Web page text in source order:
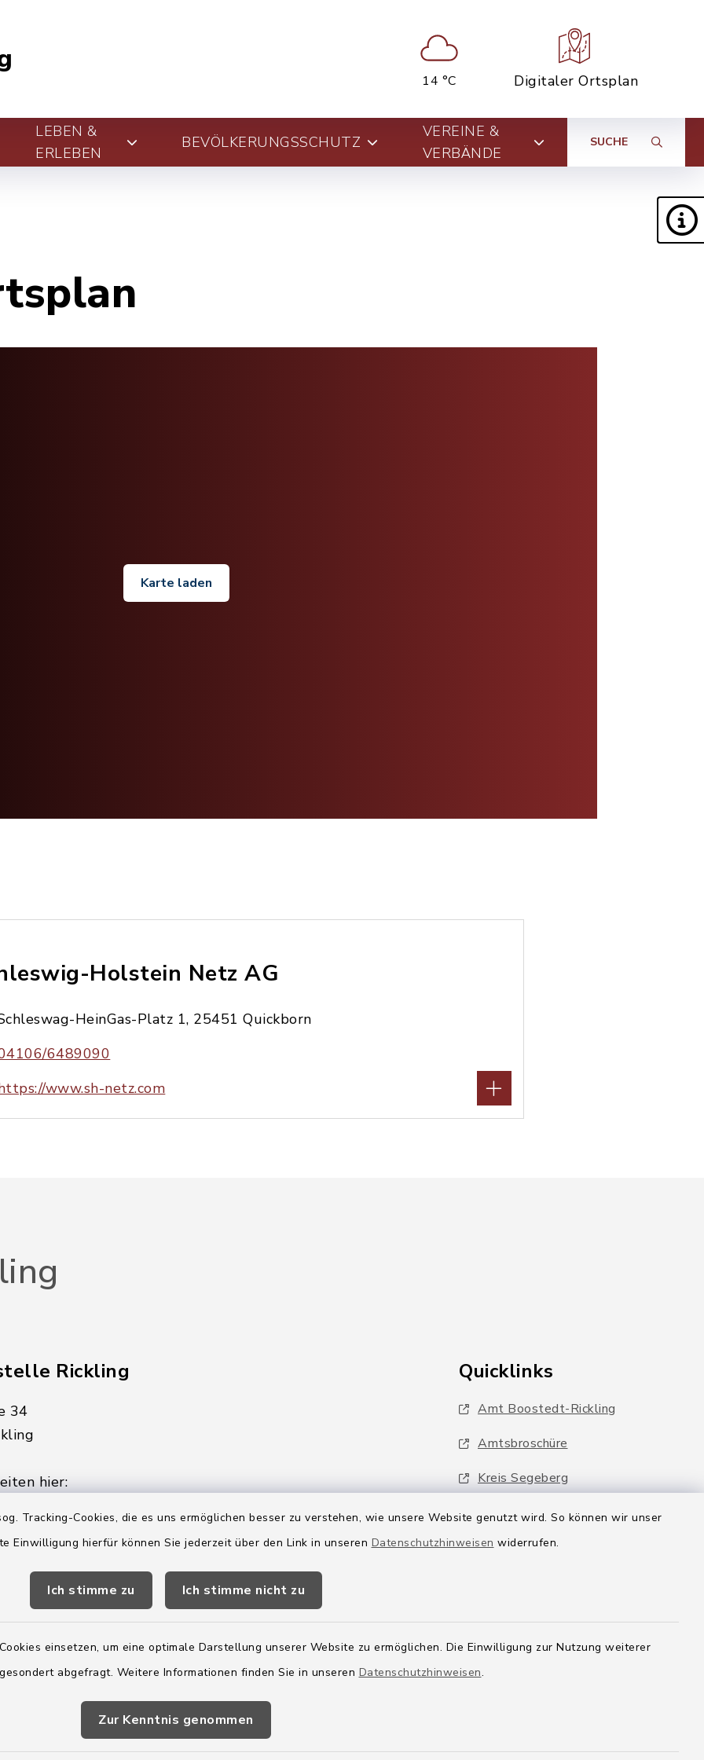
Tracking-Cookies, die es uns ermöglichen besser zu verstehen, wie unsere Website genutzt wird. So können wir unser
Einwilligung hierfür können Sie jederzeit über den Link in unseren Datenschutzhinweisen widerrufen.
Ich stimme zu Ich stimme nicht zu
einsetzen, um eine optimale Darstellung unserer Website zu ermöglichen. Die Einwilligung zur Nutzung weiterer
abgefragt. Weitere Informationen finden Sie in unseren Datenschutzhinweisen.
Zur Kenntnis genommen
14 °C Digitaler Ortsplan
LEBEN &
ERLEBEN
BEVÖLKERUNGSSCHUTZ
VEREINE &
VERBÄNDE
SUCHE
Karte laden
Holstein Netz AG
HeinGas-Platz 1, 25451 Quickborn
6489090
www.sh-netz.com
Rickling
34
hier:
Uhr
am Donnerstag:
Uhr
179-0
- 179-44
boostedt-
Quicklinks
Amt Boostedt-Rickling
Amtsbroschüre
Kreis Segeberg
Wege-Zweckverband